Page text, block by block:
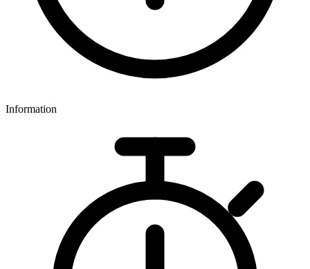
Information